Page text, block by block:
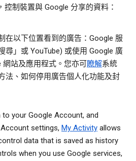
制裝置與 Google 分享的資料：
在以下位置看到的廣告：Google 服
尋」或 YouTube) 或使用 Google 廣
網站及應用程式。您亦可瞭解系統
法、如何停用廣告個人化功能及封
to your Google Account, and
settings, My Activity allows
data that is saved as history
when you use Google services,